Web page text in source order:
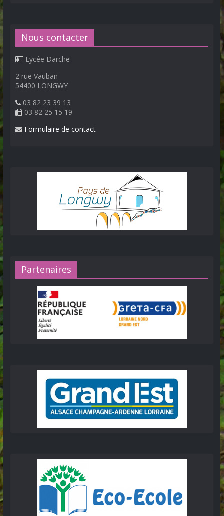
Nous contacter
Lycée Darche
2 rue Vauban
54400 LONGWY
03 82 23 39 13
03 82 25 15 19
Formulaire de contact
Partenaires